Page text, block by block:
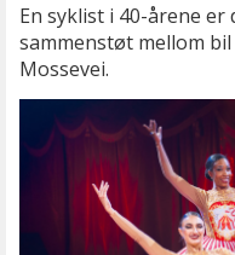
En syklist i 40-årene er
sammenstøt mellom
Mossevei.